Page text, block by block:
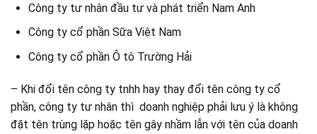
Công ty tư nhân đầu tư và phát triển Nam Anh
Công ty cổ phần Sữa Việt Nam
Công ty cổ phần Ô tô Trường Hải
– Khi đổi tên công ty tnhh hay thay đổi tên công ty cổ
phần, công ty tư nhân thì doanh nghiệp phải lưu ý là không
đặt tên trùng lặp hoặc tên gây nhầm lẫn với tên của doanh